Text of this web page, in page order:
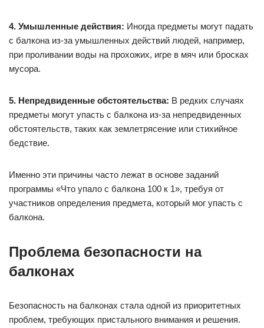
4. Умышленные действия: Иногда предметы могут падать
с балкона из-за умышленных действий людей, например,
при проливании воды на прохожих, игре в мяч или бросках
мусора.
5. Непредвиденные обстоятельства: В редких случаях
предметы могут упасть с балкона из-за непредвиденных
обстоятельств, таких как землетрясение или стихийное
бедствие.
Именно эти причины часто лежат в основе заданий
программы «Что упало с балкона 100 к 1», требуя от
участников определения предмета, который мог упасть с
балкона.
Проблема безопасности на
балконах
Безопасность на балконах стала одной из приоритетных
проблем, требующих пристального внимания и решения.